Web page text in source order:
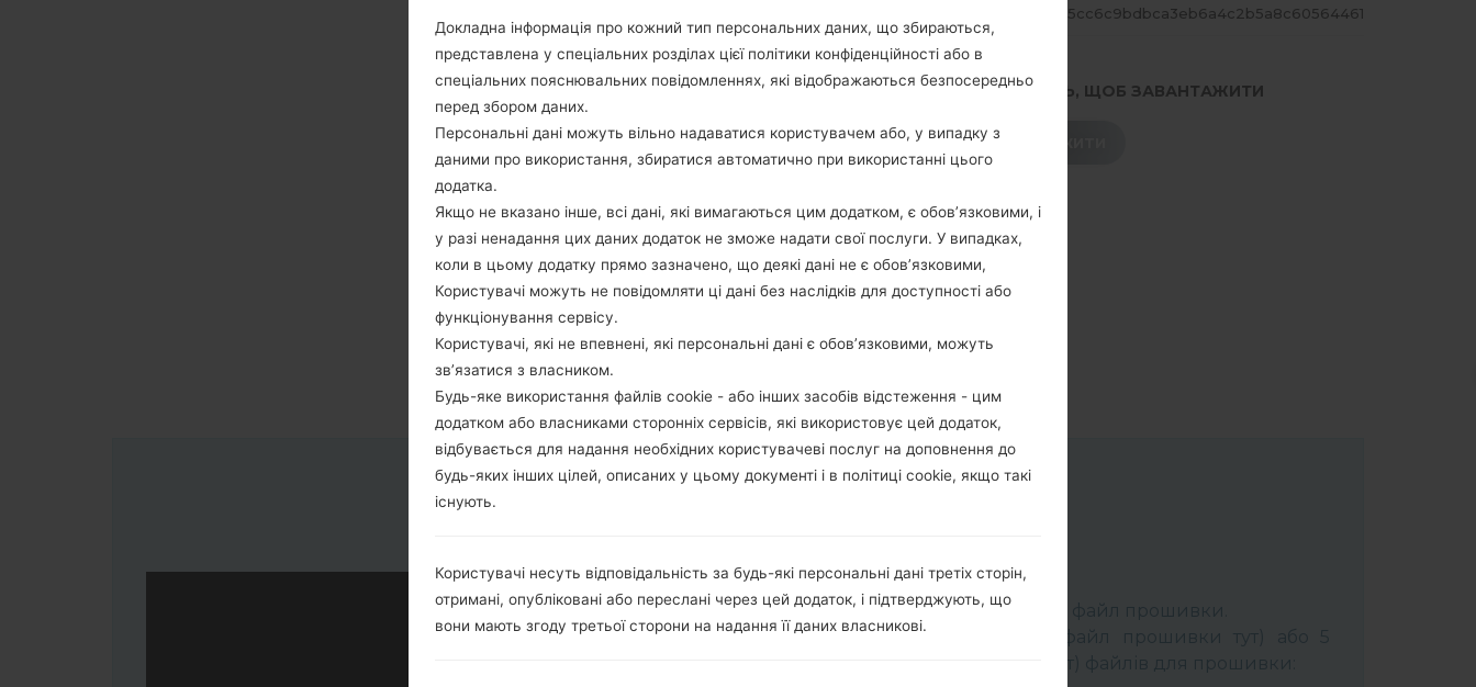
5cc6c9bdbca3eb6a4c2b5a8c60564461
1.ПЕРЕВІРТИ НАЯВНІСТЬ RECAPTCHA 2.НАТИСНІТЬ, ЩОБ ЗАВАНТАЖИТИ
ЗАВАНТАЖИТИ
Інструкції
Завантажте на свій ПК:Odin 3
Далі завантажте та розпакуйте файл прошивки.
Вам потрібно 1 (Вибрати 1 файл прошивки тут) або 5
Докладна інформація про кожний тип персональних даних, що збираються,
представлена у спеціальних розділах цієї політики конфіденційності або в
спеціальних пояснювальних повідомленнях, які відображаються безпосередньо
перед збором даних.
Персональні дані можуть вільно надаватися користувачем або, у випадку з
даними про використання, збиратися автоматично при використанні цього
додатка.
Якщо не вказано інше, всі дані, які вимагаються цим додатком, є обов’язковими, і
у разі ненадання цих даних додаток не зможе надати свої послуги. У випадках,
коли в цьому додатку прямо зазначено, що деякі дані не є обов’язковими,
Користувачі можуть не повідомляти ці дані без наслідків для доступності або
функціонування сервісу.
Користувачі, які не впевнені, які персональні дані є обов’язковими, можуть
зв’язатися з власником.
Будь-яке використання файлів cookie - або інших засобів відстеження - цим
додатком або власниками сторонніх сервісів, які використовує цей додаток,
відбувається для надання необхідних користувачеві послуг на доповнення до
будь-яких інших цілей, описаних у цьому документі і в політиці cookie, якщо такі
існують.
Користувачі несуть відповідальність за будь-які персональні дані третіх сторін,
отримані, опубліковані або переслані через цей додаток, і підтверджують, що
вони мають згоду третьої сторони на надання її даних власникові.